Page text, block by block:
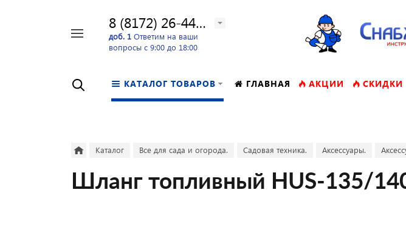
8 (8172) 26-44-24
доб. 1 Ответим на ваши
вопросы с 9:00 до 18:00
КАТАЛОГ ТОВАРОВ ГЛАВНАЯ АКЦИИ СКИДКИ
Каталог Все для сада и огорода. Садовая техника. Аксессуары.
Шланг топливный HUS-135/